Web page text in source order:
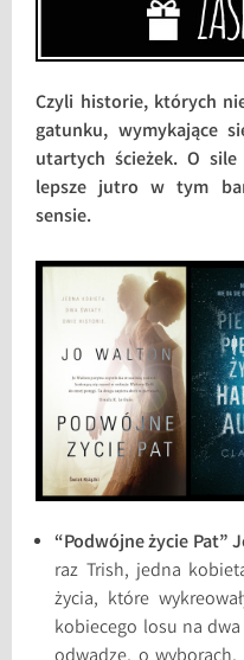
Czyli historie, których
gatunku, wymykające
utartych ścieżek. O
lepsze jutro w tym
sensie.
“Podwójne życie Pat”
raz Trish, jedna
życia, które
kobiecego losu na